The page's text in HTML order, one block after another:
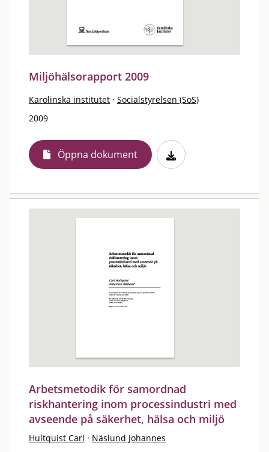
Miljöhälsorapport 2009
Karolinska institutet · Socialstyrelsen (SoS)
2009
Öppna dokument
Arbetsmetodik för samordnad
riskhantering inom processindustri med
avseende på säkerhet, hälsa och miljö
Hultquist Carl · Näslund Johannes